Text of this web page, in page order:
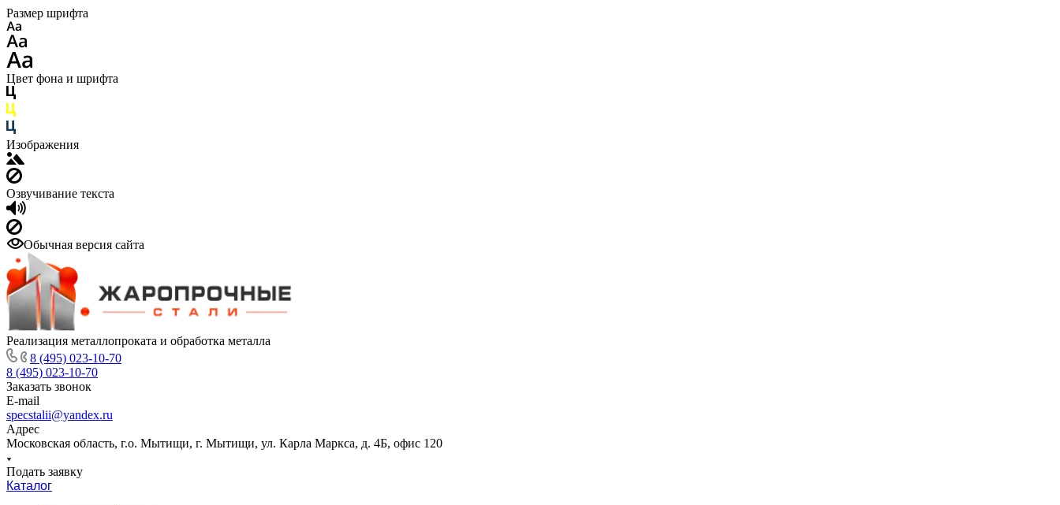
Размер шрифта
Цвет фона и шрифта
Изображения
Озвучивание текста
Обычная версия сайта
Реализация металлопроката и обработка металла
8 (495) 023-10-70
8 (495) 023-10-70
Заказать звонок
E-mail
specstalii@yandex.ru
Адрес
Московская область, г.о. Мытищи, г. Мытищи, ул. Карла Маркса, д. 4Б, офис 120
Подать заявку
Каталог